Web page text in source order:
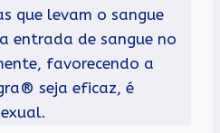
que levam o sangue
entrada de sangue no
favorecendo a
seja eficaz, é